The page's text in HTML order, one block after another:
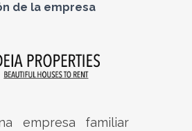
de la empresa
empresa familiar